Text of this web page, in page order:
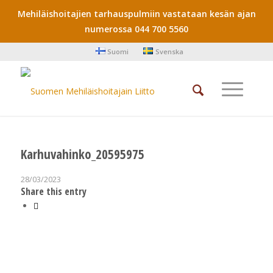
Mehiläishoitajien tarhauspulmiin vastataan kesän ajan
numerossa 044 700 5560
Suomi Svenska
Karhuvahinko_20595975
28/03/2023
Share this entry